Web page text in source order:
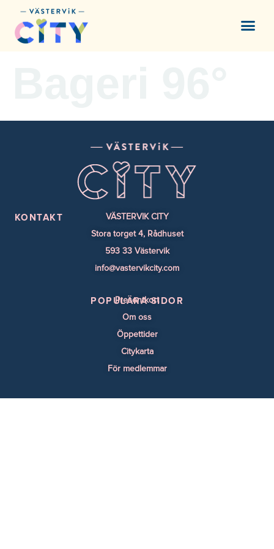
content
KONTAKT
VÄSTERVIK CITY
Stora torget 4, Rådhuset
593 33 Västervik
info@vastervikcity.com
POPULÄRA SIDOR
Presentkort
Om oss
Öppettider
Citykarta
För medlemmar